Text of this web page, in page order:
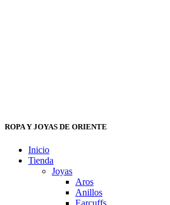
ROPA Y JOYAS DE ORIENTE
Inicio
Tienda
Joyas
Aros
Anillos